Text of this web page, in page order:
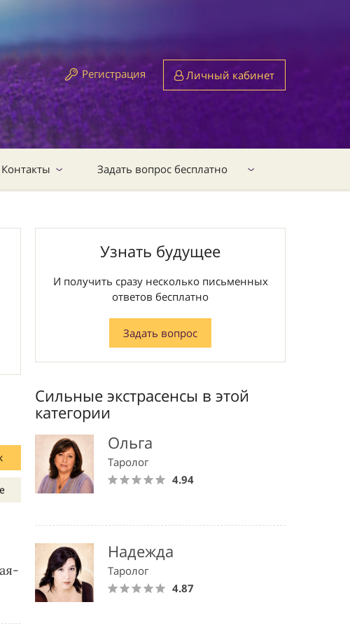
Регистрация Личный кабинет
Контакты Задать вопрос бесплатно
Узнать будущее
И получить сразу несколько письменных
ответов бесплатно
Задать вопрос
Сильные экстрасенсы в этой
категории
Ольга
Таролог
4.94
Надежда
Таролог
4.87